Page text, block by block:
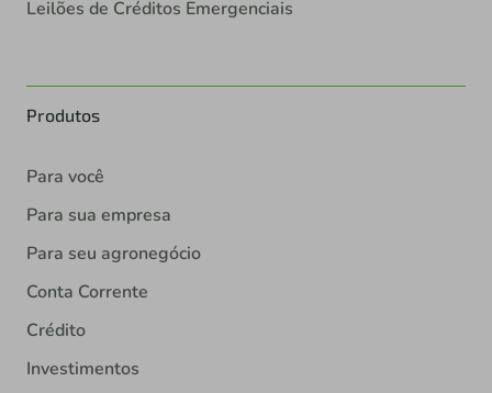
Leilões de Créditos Emergenciais
Produtos
Para você
Para sua empresa
Para seu agronegócio
Conta Corrente
Crédito
Investimentos